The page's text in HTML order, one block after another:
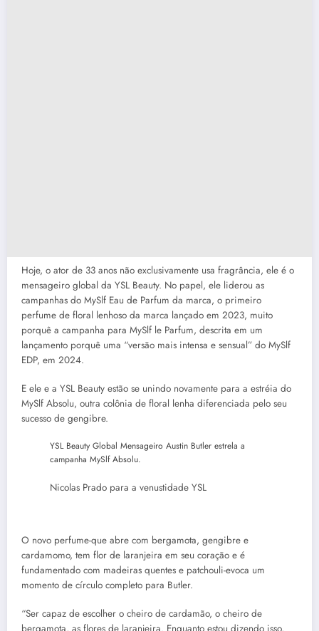
Hoje, o ator de 33 anos não exclusivamente usa fragrância, ele é o
mensageiro global da YSL Beauty. No papel, ele liderou as
campanhas do MySlf Eau de Parfum da marca, o primeiro
perfume de floral lenhoso da marca lançado em 2023, muito
porquê a campanha para MySlf le Parfum, descrita em um
lançamento porquê uma “versão mais intensa e sensual” do MySlf
EDP, em 2024.
E ele e a YSL Beauty estão se unindo novamente para a estréia do
MySlf Absolu, outra colônia de floral lenha diferenciada pelo seu
sucesso de gengibre.
YSL Beauty Global Mensageiro Austin Butler estrela a
campanha MySlf Absolu.
Nicolas Prado para a venustidade YSL
O novo perfume-que abre com bergamota, gengibre e
cardamomo, tem flor de laranjeira em seu coração e é
fundamentado com madeiras quentes e patchouli-evoca um
momento de círculo completo para Butler.
“Ser capaz de escolher o cheiro de cardamão, o cheiro de